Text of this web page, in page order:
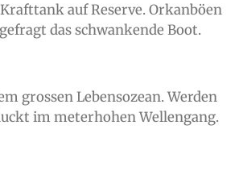
auf Reserve. Orkanböen
das schwankende Boot.
grossen Lebensozean. Werden
im meterhohen Wellengang.